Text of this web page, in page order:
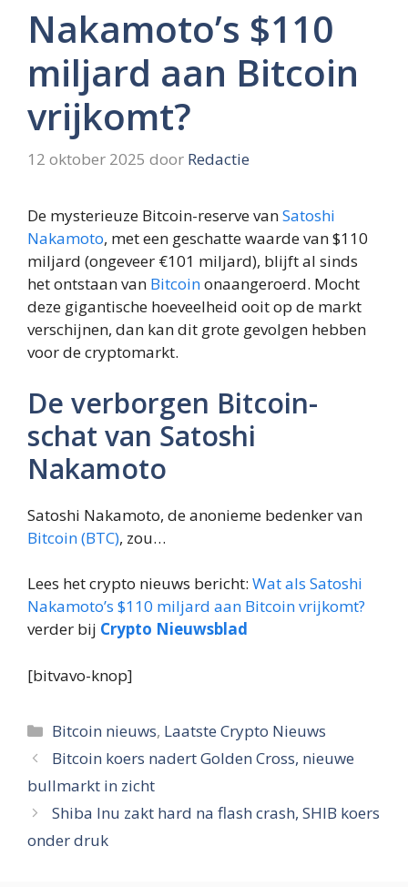
Nakamoto’s $110
miljard aan Bitcoin
vrijkomt?
12 oktober 2025 door Redactie
De mysterieuze Bitcoin-reserve vanSatoshi
Nakamoto, met een geschatte waarde van $110
miljard (ongeveer €101 miljard), blijft al sinds
het ontstaan van Bitcoinonaangeroerd. Mocht
deze gigantische hoeveelheid ooit op de markt
verschijnen, dan kan dit grote gevolgen hebben
voor de cryptomarkt.
De verborgen Bitcoin-
schat van Satoshi
Nakamoto
Satoshi Nakamoto, de anonieme bedenker van
Bitcoin (BTC), zou…
Lees het crypto nieuws bericht: Wat als Satoshi
Nakamoto’s $110 miljard aan Bitcoin vrijkomt?
verder bij Crypto Nieuwsblad
[bitvavo-knop]
Categorieën
Bitcoin nieuws, Laatste Crypto Nieuws
Bitcoin koers nadert Golden Cross, nieuwe
bullmarkt in zicht
Shiba Inu zakt hard na flash crash, SHIB koers
onder druk